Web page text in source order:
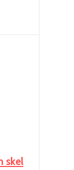
skel